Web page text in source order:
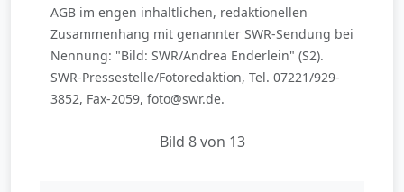
AGB im engen inhaltlichen, redaktionellen
Zusammenhang mit genannter SWR-Sendung bei
Nennung: "Bild: SWR/Andrea Enderlein" (S2).
SWR-Pressestelle/Fotoredaktion, Tel. 07221/929-
3852, Fax-2059, foto@swr.de.
Bild 8 von 13